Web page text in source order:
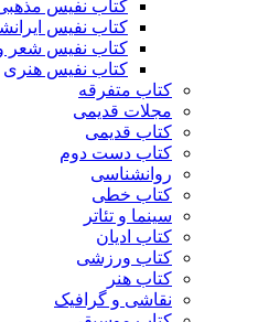
کتاب نفیس
کتاب نفیس
کتاب نفیس شعر
کتاب نفیس هنری
کتاب متفرقه
مجلات قدیمی
کتاب قدیمی
کتاب دست دوم
روانشناسی
کتاب خطی
سینما و تئاتر
کتاب ادیان
کتاب ورزشی
کتاب هنر
نقاشی و گرافیک